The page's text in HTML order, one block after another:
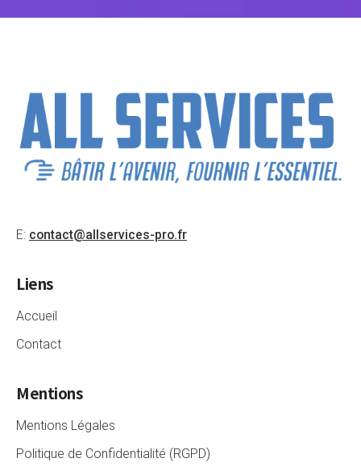
E: contact@allservices-pro.fr
Liens
Accueil
Contact
Mentions
Mentions Légales
Politique de Confidentialité (RGPD)